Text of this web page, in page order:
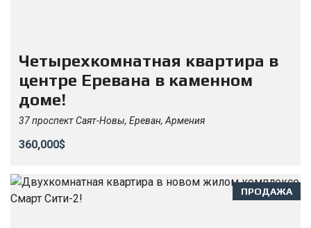
Четырехкомнатная квартира в
центре Еревана в каменном
доме!
37 проспект Саят-Новы, Ереван, Армения
360,000$
ПРОДАЖА